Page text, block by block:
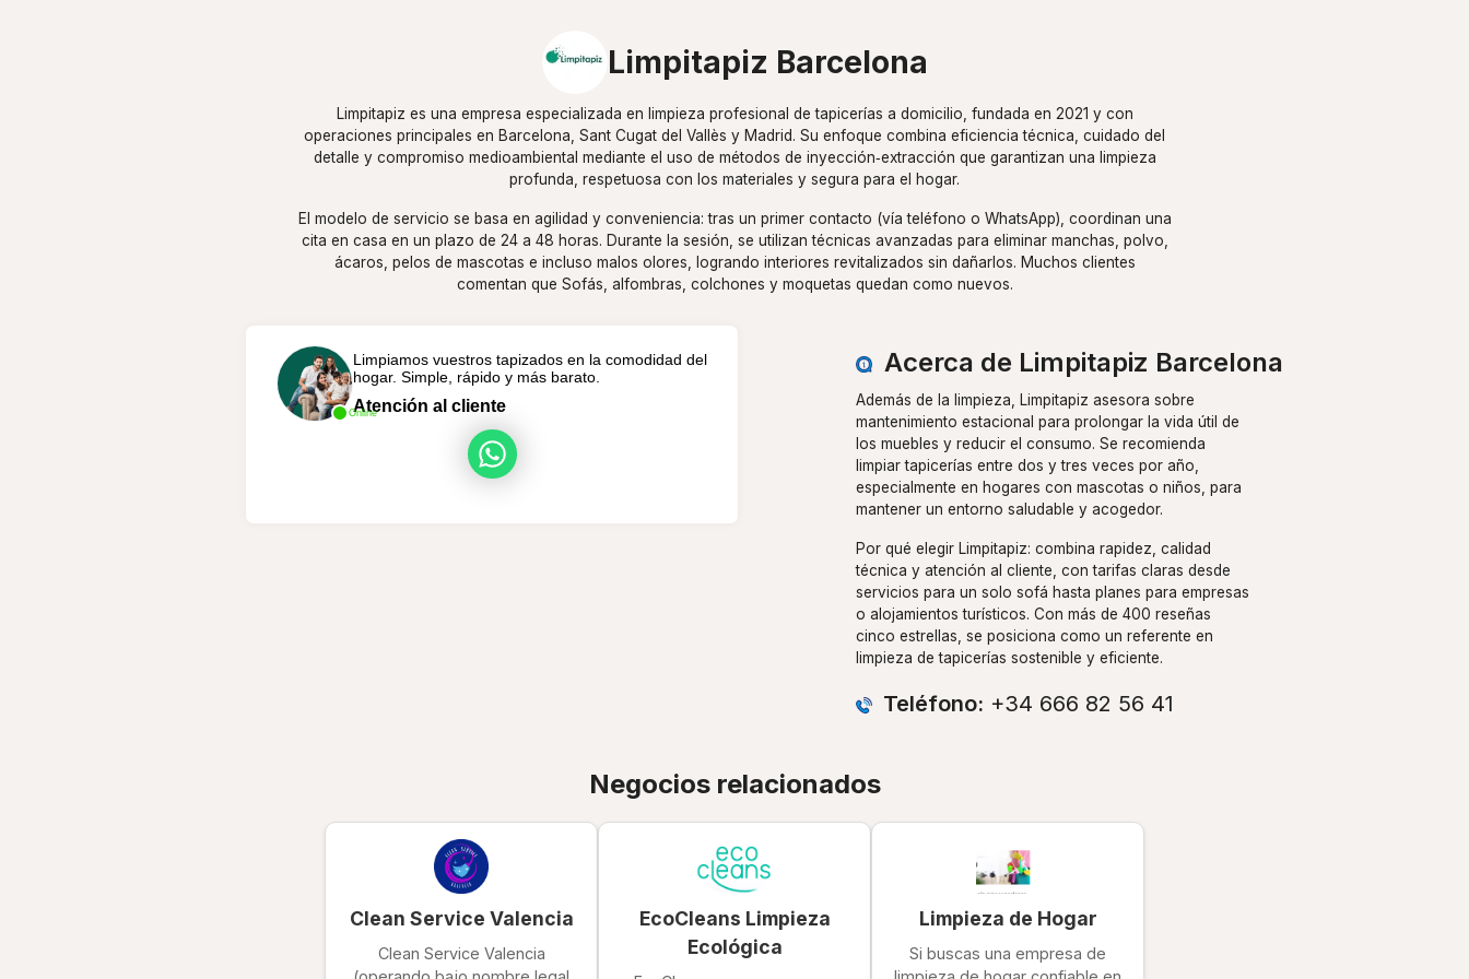
Limpitapiz Barcelona
Limpitapiz es una empresa especializada en limpieza profesional de tapicerías a domicilio, fundada en 2021 y con
operaciones principales en Barcelona, Sant Cugat del Vallès y Madrid. Su enfoque combina eficiencia técnica, cuidado del
detalle y compromiso medioambiental mediante el uso de métodos de inyección‑extracción que garantizan una limpieza
profunda, respetuosa con los materiales y segura para el hogar.
El modelo de servicio se basa en agilidad y conveniencia: tras un primer contacto (vía teléfono o WhatsApp), coordinan una
cita en casa en un plazo de 24 a 48 horas. Durante la sesión, se utilizan técnicas avanzadas para eliminar manchas, polvo,
ácaros, pelos de mascotas e incluso malos olores, logrando interiores revitalizados sin dañarlos. Muchos clientes
comentan que Sofás, alfombras, colchones y moquetas quedan como nuevos.
Online
Limpiamos vuestros tapizados en la comodidad del
hogar. Simple, rápido y más barato.
Atención al cliente
Acerca de Limpitapiz Barcelona
Además de la limpieza, Limpitapiz asesora sobre
mantenimiento estacional para prolongar la vida útil de
los muebles y reducir el consumo. Se recomienda
limpiar tapicerías entre dos y tres veces por año,
especialmente en hogares con mascotas o niños, para
mantener un entorno saludable y acogedor.
Por qué elegir Limpitapiz: combina rapidez, calidad
técnica y atención al cliente, con tarifas claras desde
servicios para un solo sofá hasta planes para empresas
o alojamientos turísticos. Con más de 400 reseñas
cinco estrellas, se posiciona como un referente en
limpieza de tapicerías sostenible y eficiente.
Teléfono: +34 666 82 56 41‬
Negocios relacionados
Clean Service Valencia
Clean Service Valencia
EcoCleans Limpieza
Ecológica
Limpieza de Hogar
Si buscas una empresa de